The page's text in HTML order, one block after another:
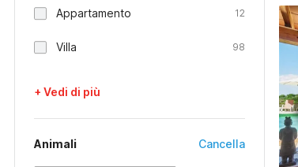
Appartamento 12
Villa 98
+ Vedi di più
Animali Cancella